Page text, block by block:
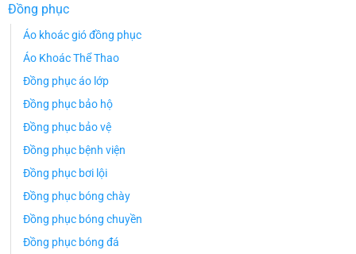
Đồng phục
Áo khoác gió đồng phục
Áo Khoác Thể Thao
Đồng phục áo lớp
Đồng phục bảo hộ
Đồng phục bảo vệ
Đồng phục bệnh viện
Đồng phục bơi lội
Đồng phục bóng chày
Đồng phục bóng chuyền
Đồng phục bóng đá